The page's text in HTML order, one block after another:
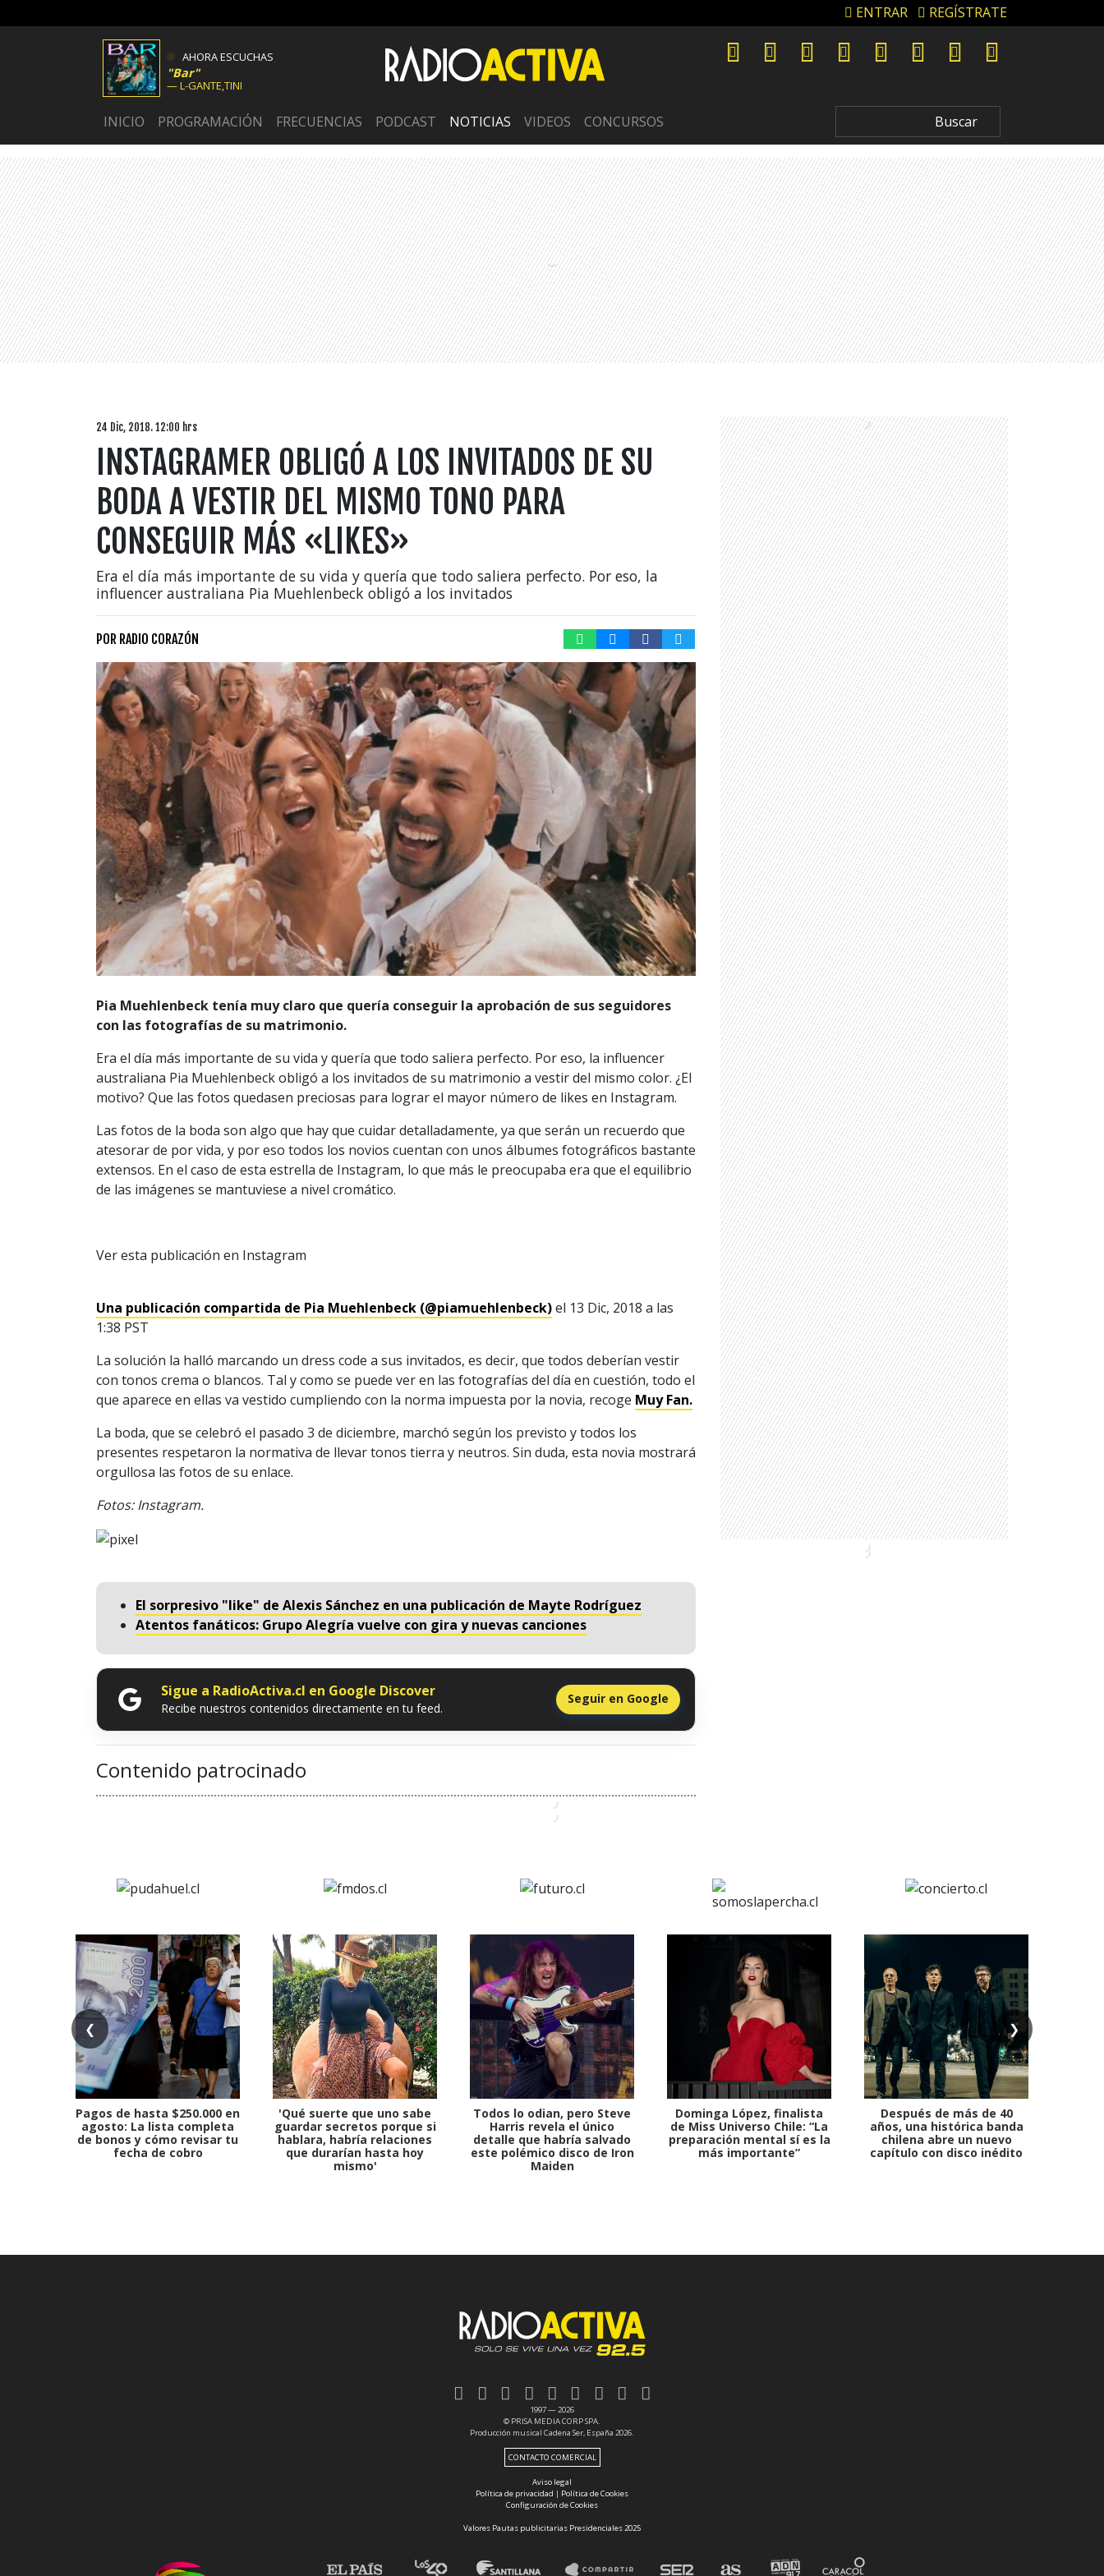
ENTRAR REGÍSTRATE
AHORA ESCUCHAS
Bar
L-GANTE,TINI
INICIO PROGRAMACIÓN FRECUENCIAS PODCAST NOTICIAS VIDEOS CONCURSOS
24 Dic, 2018. 12:00 hrs
INSTAGRAMER OBLIGÓ A LOS INVITADOS DE SU
BODA A VESTIR DEL MISMO TONO PARA
CONSEGUIR MÁS «LIKES»
Era el día más importante de su vida y quería que todo saliera perfecto. Por eso, la
influencer australiana Pia Muehlenbeck obligó a los invitados
POR RADIO CORAZÓN
Pia Muehlenbeck tenía muy claro que quería conseguir la aprobación de sus seguidores
con las fotografías de su matrimonio.
Era el día más importante de su vida y quería que todo saliera perfecto. Por eso, la influencer
australiana Pia Muehlenbeck obligó a los invitados de su matrimonio a vestir del mismo color. ¿El
motivo? Que las fotos quedasen preciosas para lograr el mayor número de likes en Instagram.
Las fotos de la boda son algo que hay que cuidar detalladamente, ya que serán un recuerdo que
atesorar de por vida, y por eso todos los novios cuentan con unos álbumes fotográficos bastante
extensos. En el caso de esta estrella de Instagram, lo que más le preocupaba era que el equilibrio
de las imágenes se mantuviese a nivel cromático.
Ver esta publicación en Instagram
Una publicación compartida de Pia Muehlenbeck (@piamuehlenbeck)el 13 Dic, 2018 a las
1:38 PST
La solución la halló marcando un dress code a sus invitados, es decir, que todos deberían vestir
con tonos crema o blancos. Tal y como se puede ver en las fotografías del día en cuestión, todo el
que aparece en ellas va vestido cumpliendo con la norma impuesta por la novia, recoge Muy Fan.
La boda, que se celebró el pasado 3 de diciembre, marchó según los previsto y todos los
presentes respetaron la normativa de llevar tonos tierra y neutros. Sin duda, esta novia mostrará
orgullosa las fotos de su enlace.
Fotos: Instagram.
El sorpresivo "like" de Alexis Sánchez en una publicación de Mayte Rodríguez
Atentos fanáticos: Grupo Alegría vuelve con gira y nuevas canciones
Sigue a RadioActiva.cl en Google Discover
Recibe nuestros contenidos directamente en tu feed.
Seguir en Google
Contenido patrocinado
❮ ❯
Pagos de hasta $250.000 en
agosto: La lista completa
de bonos y cómo revisar tu
fecha de cobro
'Qué suerte que uno sabe
guardar secretos porque si
hablara, habría relaciones
que durarían hasta hoy
mismo'
Todos lo odian, pero Steve
Harris revela el único
detalle que habría salvado
este polémico disco de Iron
Maiden
Dominga López, finalista
de Miss Universo Chile: “La
preparación mental sí es la
más importante”
Después de más de 40
años, una histórica banda
chilena abre un nuevo
capítulo con disco inédito
1997 — 2026
© PRISA MEDIA CORP SPA.
Producción musical Cadena Ser, España 2026.
CONTACTO COMERCIAL
Aviso legal
Política de privacidad | Política de Cookies
Configuración de Cookies
Valores Pautas publicitarias Presidenciales 2025